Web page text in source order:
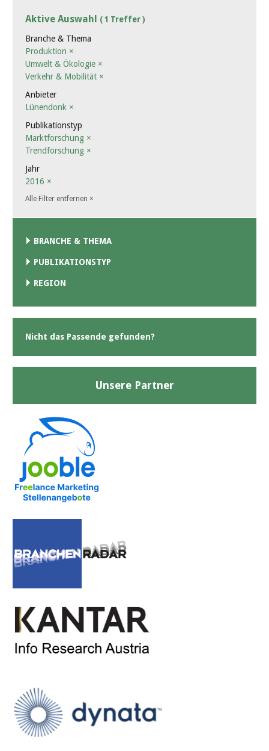
Aktive Auswahl ( 1 Treffer )
Branche & Thema
Produktion ×
Umwelt & Ökologie ×
Verkehr & Mobilität ×
Anbieter
Lünendonk ×
Publikationstyp
Marktforschung ×
Trendforschung ×
Jahr
2016 ×
Alle Filter entfernen ×
BRANCHE & THEMA
PUBLIKATIONSTYP
REGION
Nicht das Passende gefunden?
Unsere Partner